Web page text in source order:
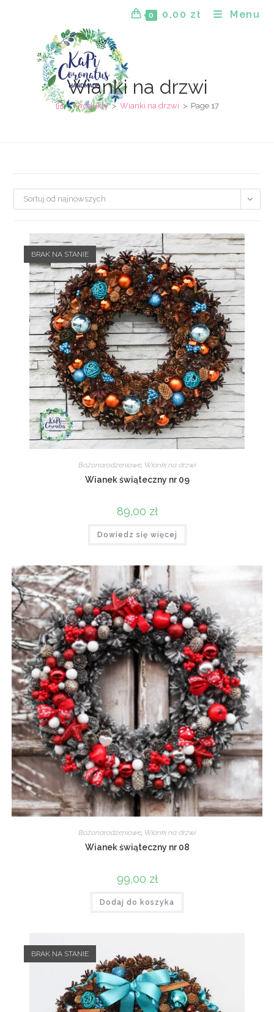
0 0,00 zł Menu
Wianki na drzwi
> Produkty > Wianki na drzwi > Page 17
Sortuj od najnowszych
BRAK NA STANIE
Bożonarodzeniowe, Wianki na drzwi
Wianek świąteczny nr 09
89,00 zł
Dowiedz się więcej
Bożonarodzeniowe, Wianki na drzwi
Wianek świąteczny nr 08
99,00 zł
Dodaj do koszyka
BRAK NA STANIE